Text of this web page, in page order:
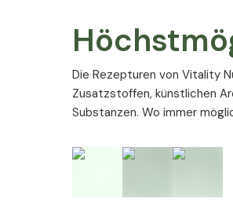
Die Rezepturen von Vitality
Zusatzstoffen, künstlichen
Substanzen. Wo immer